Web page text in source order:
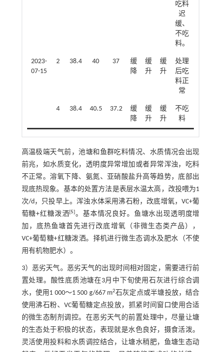
吃料
迟
缓、
不吃
料。
2023-
07-15
2 38.4 40 37
缓
降
缓
升
缓
升
处理
后吃
料正
常
4 38.4 40.5 37.2
缓
降
缓
升
缓
升
不吃
料
高温极端天气前，池塘和鱼群吃料情况、水质情况会出现
前兆，如水质变化，透明度异常增加或者异常浑浊，吃料
不正常。溶氧下降、氨氮、亚硝酸盐升高等趋势，底部出
现底热现象。基本的处置方法是表层水温太高，改投喂为1
次/d，只投早上。浑浊水体采用沸石粉，改底增氧，VC+葡
萄糖+红糖泼洒[5]。基本情况良好。鱼塘水出现透明度增
加，底热鱼塘首先进行改底增氧（非微生态类产品），
VC+葡萄糖+红糖泼洒。择机进行微生态调水及肥水（不使
用有机物肥水）。
3）恶劣天气。恶劣天气的出现时间相对固定，需要进行前
置处理。酸性底质池塘在3月中下旬使用石灰进行综合调
水，使用1 000～1 500 g/667 m2石灰定点或半塘投放，结合
使用沸石粉、VC葡萄糖定点投放，抓紧时间窗口使用合适
的微生态制剂调控。在恶劣天气的前置处理中，尽量让塘
的生态处于积极的状态，表现就是水色良好，摄食活泼。
灵活使用投料和水质调控结合，让塘水稍肥，鱼塘生态动